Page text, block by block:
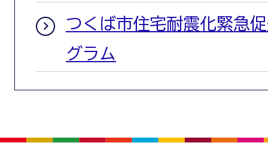
つくば市住宅耐震化緊急
グラム